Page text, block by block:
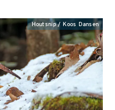
Houtsnip / Koos Dansen